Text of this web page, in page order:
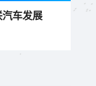
汽车发展